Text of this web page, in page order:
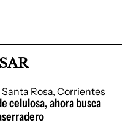
celulosa, ahora busca